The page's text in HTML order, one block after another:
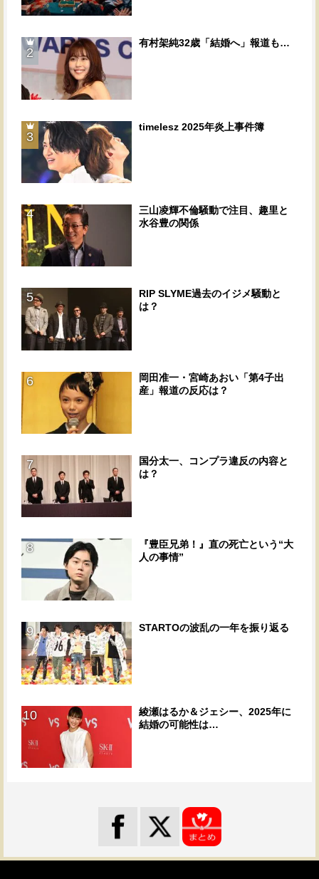
2
有村架純32歳「結婚へ」報道も…
3
timelesz 2025年炎上事件簿
4
三山凌輝不倫騒動で注目、趣里と
水谷豊の関係
5
RIP SLYME過去のイジメ騒動と
は？
6
岡田准一・宮崎あおい「第4子出
産」報道の反応は？
7
国分太一、コンプラ違反の内容と
は？
8
『豊臣兄弟！』直の死亡という“大
人の事情”
9 STARTOの波乱の一年を振り返る
10
綾瀬はるか＆ジェシー、2025年に
結婚の可能性は…